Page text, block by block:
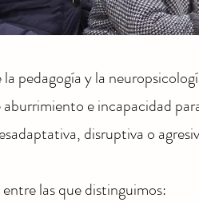
la pedagogía y la
aburrimiento e incapacidad
disruptiva o
las que distinguimos: